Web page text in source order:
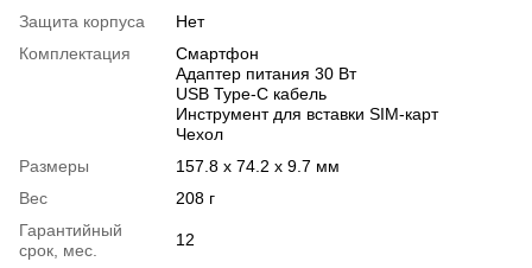
Защита корпуса
Нет
Комплектация
Смартфон
Адаптер питания 30 Вт
USB Type-С кабель
Инструмент для вставки SIM-карт
Чехол
Размеры
157.8 x 74.2 x 9.7 мм
Вес
208 г
Гарантийный
срок, мес.
12